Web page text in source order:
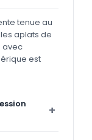
tenue au
aplats de
avec
est